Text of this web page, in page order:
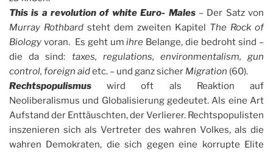
This is a revolution of white Euro- Males– Der Satz von
Murray Rothbard steht dem zweiten Kapitel The Rock of
Biology voran. Es geht umihre Belange, die bedroht sind –
die da sind: taxes, regulations, environmentalism, gun
control, foreign aidetc. – und ganz sicher Migration (60).
Rechtspopulismuswird oft als Reaktion auf
Neoliberalismus und Globalisierung gedeutet. Als eine Art
Aufstand der Enttäuschten, der Verlierer. Rechtspopulisten
inszenieren sich als Vertreter des wahren Volkes, als die
wahren Demokraten, die sich gegen eine korrupte Elite